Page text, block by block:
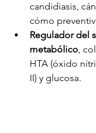
candidiasis,
cómo
Regulador del
metabólico ,
HTA (óxido
II) y glucosa.